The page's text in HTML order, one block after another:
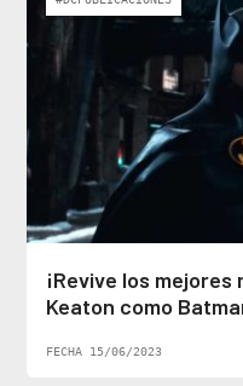
¡Revive los
Keaton como
FECHA 15/06/2023